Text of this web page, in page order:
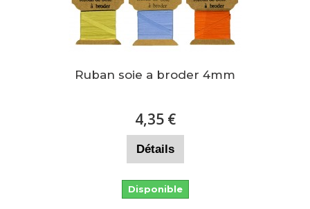
Ruban soie a broder 4mm
4,35 €
Détails
Disponible